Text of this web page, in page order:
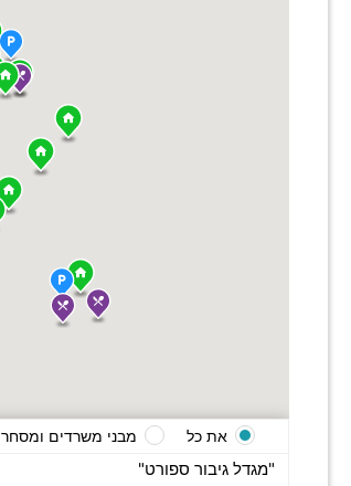
"מגדל גיבור ספורט"
את כל מבני משרדים ומסחר